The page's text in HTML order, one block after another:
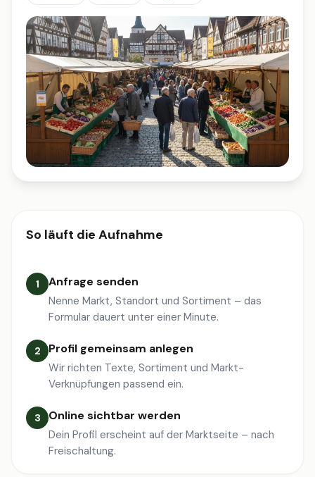
So läuft die Aufnahme
1 Anfrage senden
Nenne Markt, Standort und Sortiment – das
Formular dauert unter einer Minute.
2 Profil gemeinsam anlegen
Wir richten Texte, Sortiment und Markt-
Verknüpfungen passend ein.
3 Online sichtbar werden
Dein Profil erscheint auf der Marktseite – nach
Freischaltung.